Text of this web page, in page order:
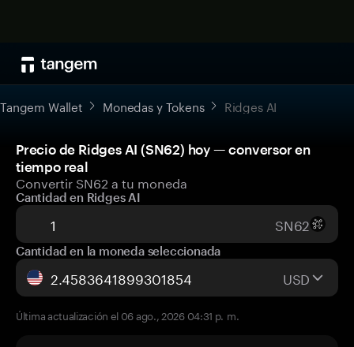
Tangem Wallet Monedas y Tokens Ridges AI
Precio de Ridges AI (SN62) hoy — conversor en
tiempo real
Convertir SN62 a tu moneda
Cantidad en Ridges AI
SN62
Cantidad en la moneda seleccionada
USD
Última actualización el 06 ago., 2026 04:31 p. m.